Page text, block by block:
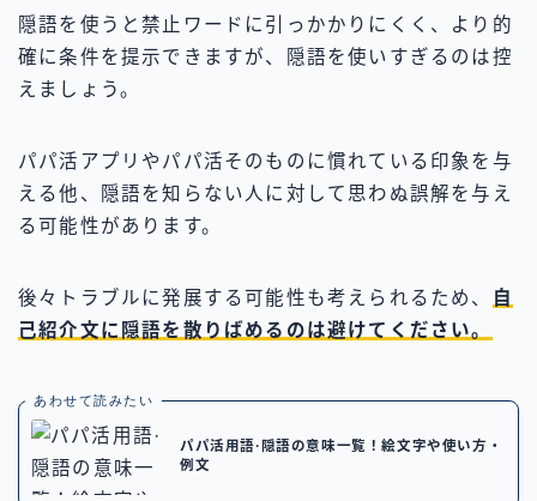
隠語を使うと禁止ワードに引っかかりにくく、より的
確に条件を提示できますが、隠語を使いすぎるのは控
えましょう。
パパ活アプリやパパ活そのものに慣れている印象を与
える他、隠語を知らない人に対して思わぬ誤解を与え
る可能性があります。
後々トラブルに発展する可能性も考えられるため、
自
己紹介文に隠語を散りばめるのは避けてください。
あわせて読みたい
パパ活用語·隠語の意味一覧！絵文字や使い方・
例文